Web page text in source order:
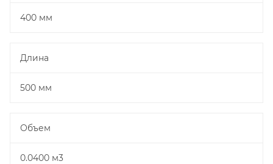
400 мм
Длина
500 мм
Объем
0.0400 м3